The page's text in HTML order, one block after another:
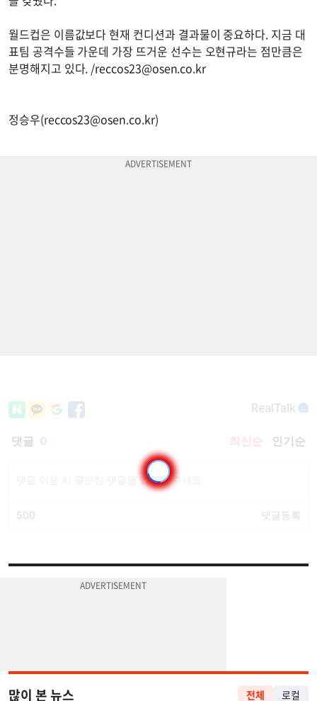
월드컵은 이름값보다 현재 컨디션과 결과물이 중요하다. 지금 대
표팀 공격수들 가운데 가장 뜨거운 선수는 오현규라는 점만큼은
분명해지고 있다. /reccos23@osen.co.kr
정승우(reccos23@osen.co.kr)
많이 본 뉴스 전체 로컬